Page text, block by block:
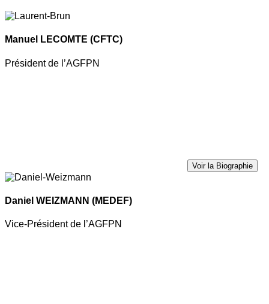
Manuel LECOMTE (CFTC)
Président de l’AGFPN
Voir la Biographie
Daniel WEIZMANN (MEDEF)
Vice-Président de l’AGFPN